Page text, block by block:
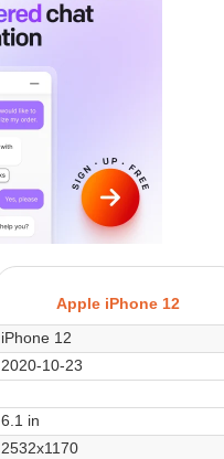
Apple iPhone 12
iPhone 12
2020-10-23
6.1 in
2532x1170